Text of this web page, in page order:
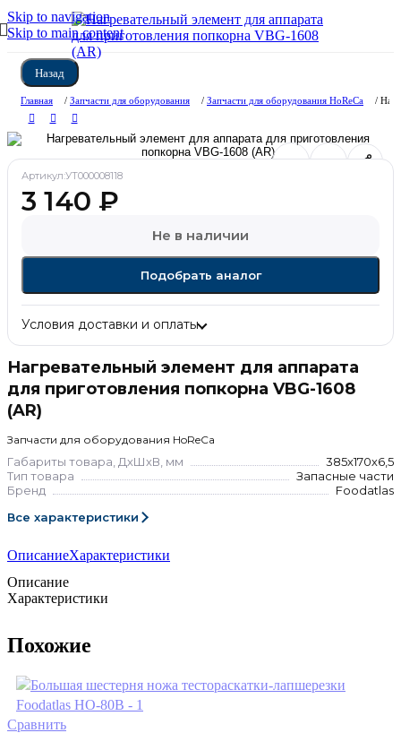
Skip to navigation
Skip to main content
Назад
Главная / Запчасти для оборудования / Запчасти для оборудования HoReCa /
Нагревательный элемент для аппарата
для приготовления попкорна VBG-1608
(AR)
Запчасти для оборудования HoReCa
Габариты товара, ДхШхВ, мм
385х170х6,5
Тип товара
Запасные части
Бренд
Foodatlas
Все характеристики
Артикул:УТ000008118
3 140 ₽
Не в наличии
Подобрать аналог
Условия доставки и оплаты
ОписаниеХарактеристики
Описание
Характеристики
Похожие
Сравнить